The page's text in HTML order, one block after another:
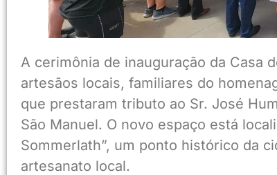
A cerimônia de inauguração da Casa
artesãos locais, familiares do
que prestaram tributo ao Sr. José
São Manuel. O novo espaço está
Sommerlath”, um ponto histórico da
artesanato local.